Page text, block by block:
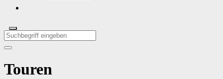
Touren